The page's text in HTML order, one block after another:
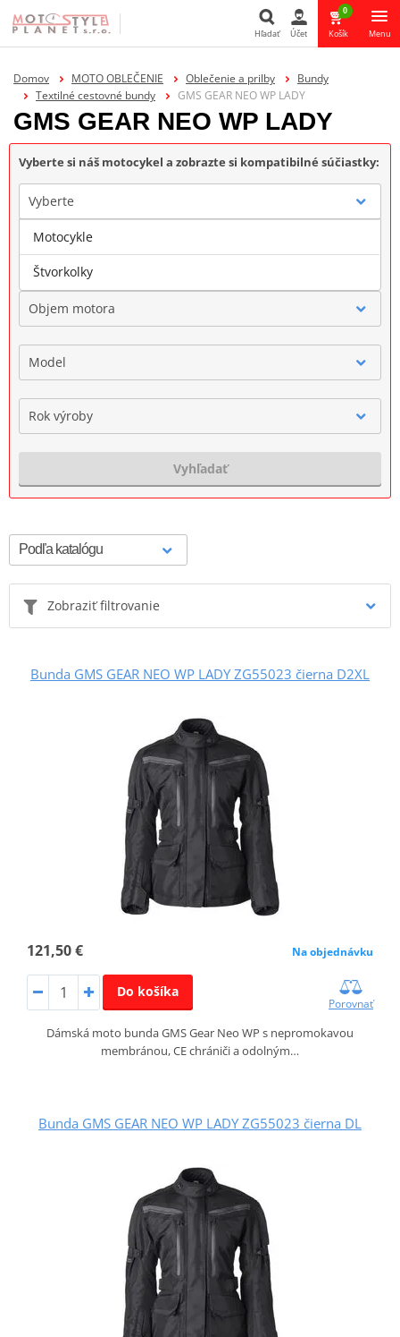
Hľadať Účet
0
Košík Menu
Domov MOTO OBLEČENIE Oblečenie a prilby
Bundy
Textilné cestovné bundy
GMS GEAR NEO WP LADY
GMS GEAR NEO WP LADY
Vyberte si náš motocykel a zobrazte si kompatibilné súčiastky:
Vyberte
Značka
Objem motora
Model
Rok výroby
Vyhľadať
Zobraziť filtrovanie
Bunda GMS GEAR NEO WP LADY ZG55023 čierna D2XL
121,50 € Na objednávku
Do košíka
Porovnať
Dámská moto bunda GMS Gear Neo WP s nepromokavou
membránou, CE chrániči a odolným…
Bunda GMS GEAR NEO WP LADY ZG55023 čierna DL
Motocykle
Štvorkolky